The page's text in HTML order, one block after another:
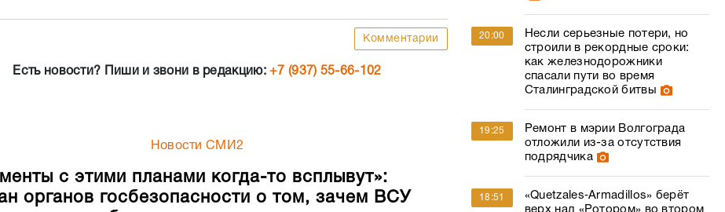
с этими планами когда-то всплывут»:
Атаки на крупные логистические центры Wildberries,
которые сама основатель компании Татьяна Ким назвала
19:25
Ремонт в мэрии Волгограда
отложили из-за отсутствия
подрядчика
«Quetzales‑Armadillos» берёт
верх над «Ротором» во втором
раунде
Раненая наркоманкой
волгоградка скончалась в
больнице